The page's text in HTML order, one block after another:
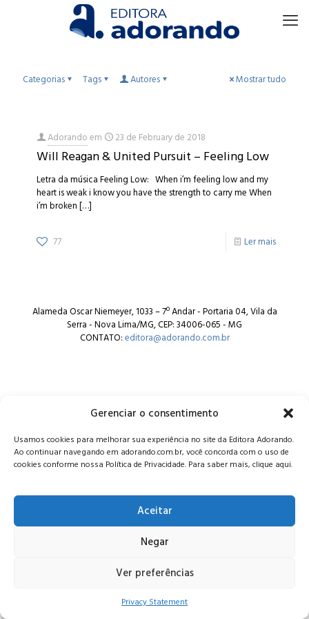
Gerenciar o consentimento
Usamos cookies para melhorar sua experiência no site da Editora Adorando.
Ao continuar navegando em adorando.com.br, você concorda com o uso de
cookies conforme nossa Política de Privacidade. Para saber mais, clique aqui.
Aceitar
Negar
Ver preferências
Privacy Statement
Categorias Tags Autores Mostrar tudo
Adorandoem 23 de February de 2018
Will Reagan & United Pursuit – Feeling Low
Letra da música Feeling Low: When i’m feeling low and my
heart is weak i know you have the strength to carry me When
i’m broken[…]
77 Ler mais
Alameda Oscar Niemeyer, 1033 – 7º Andar - Portaria 04, Vila da
Serra - Nova Lima/MG, CEP: 34006-065 - MG
CONTATO:editora@adorando.com.br
© Editora Adorando 2026. Todos os direitos reservados.
Consulte nossapolítica de privacidade.